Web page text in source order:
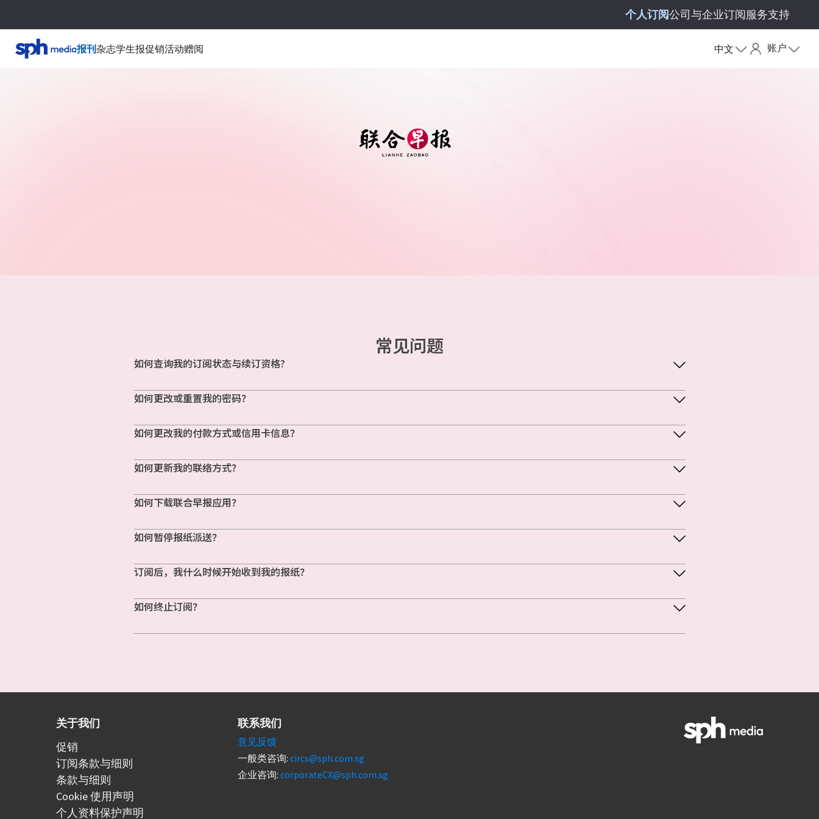
个人订阅公司与企业订阅服务支持
报刊杂志学生报促销活动赠阅 中文 账户
常见问题
如何查询我的订阅状态与续订资格?
如何更改或重置我的密码？
如何更改我的付款方式或信用卡信息？
如何更新我的联络方式？
如何下载联合早报应用？
如何暂停报纸派送？
订阅后，我什么时候开始收到我的报纸？
如何终止订阅？
关于我们
促销
订阅条款与细则
条款与细则
Cookie 使用声明
个人资料保护声明
联系我们
意见反馈
一般类咨询: circs@sph.com.sg
企业咨询: corporateCX@sph.com.sg